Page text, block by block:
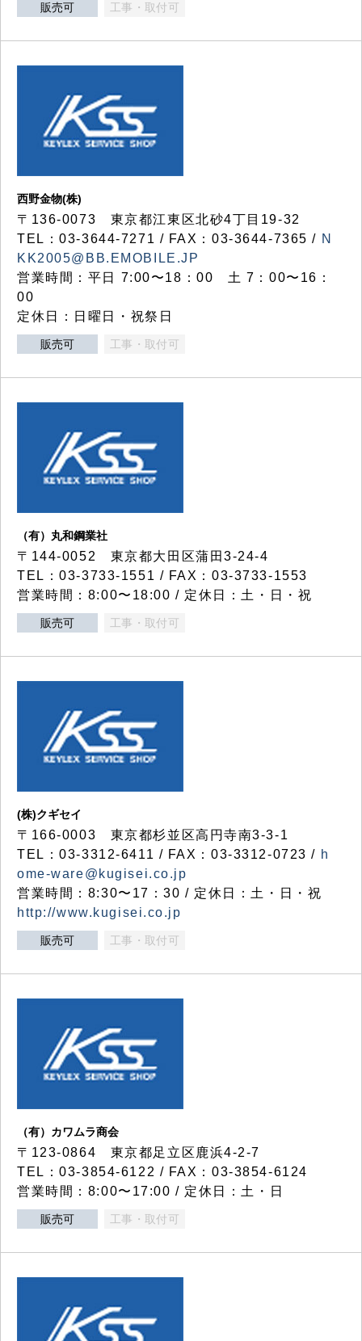
販売可 工事・取付可
西野金物(株)
〒136-0073 東京都江東区北砂4丁目19-32
TEL：03‐3644‐7271 / FAX：03-3644-7365 / N
KK2005@BB.EMOBILE.JP
営業時間：平日 7:00〜18：00 土 7：00〜16：
00
定休日：日曜日・祝祭日
販売可 工事・取付可
（有）丸和鋼業社
〒144-0052 東京都大田区蒲田3-24-4
TEL：03-3733-1551 / FAX：03-3733-1553
営業時間：8:00〜18:00 / 定休日：土・日・祝
販売可 工事・取付可
(株)クギセイ
〒166-0003 東京都杉並区高円寺南3-3-1
TEL：03-3312-6411 / FAX：03-3312-0723 / h
ome-ware@kugisei.co.jp
営業時間：8:30〜17：30 / 定休日：土・日・祝
http://www.kugisei.co.jp
販売可 工事・取付可
（有）カワムラ商会
〒123-0864 東京都足立区鹿浜4-2-7
TEL：03-3854-6122 / FAX：03-3854-6124
営業時間：8:00〜17:00 / 定休日：土・日
販売可 工事・取付可